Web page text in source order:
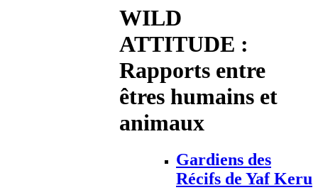
WILD
ATTITUDE :
Rapports entre
êtres humains et
animaux
Gardiens des
Récifs de Yaf Keru